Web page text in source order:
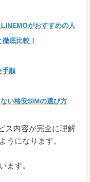
がおすすめの人
底比較！
手順
い格安SIMの選び方
ス内容が完全に理解
うになります。
ます。